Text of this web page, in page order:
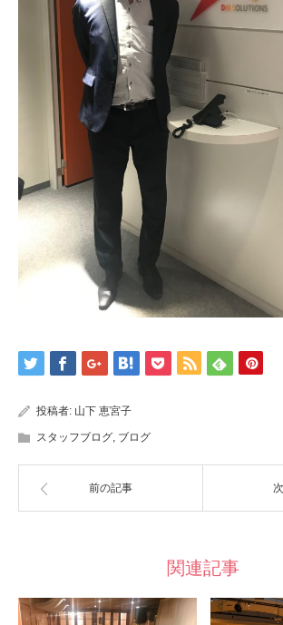
投稿者: 山下 恵宮子
スタッフブログ ブログ
前の記事
関連記事